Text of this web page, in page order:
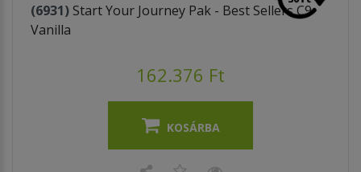
(6931) Start Your Journey Pak - Best Sellers C9
Vanilla
162.376 Ft
KOSÁRBA